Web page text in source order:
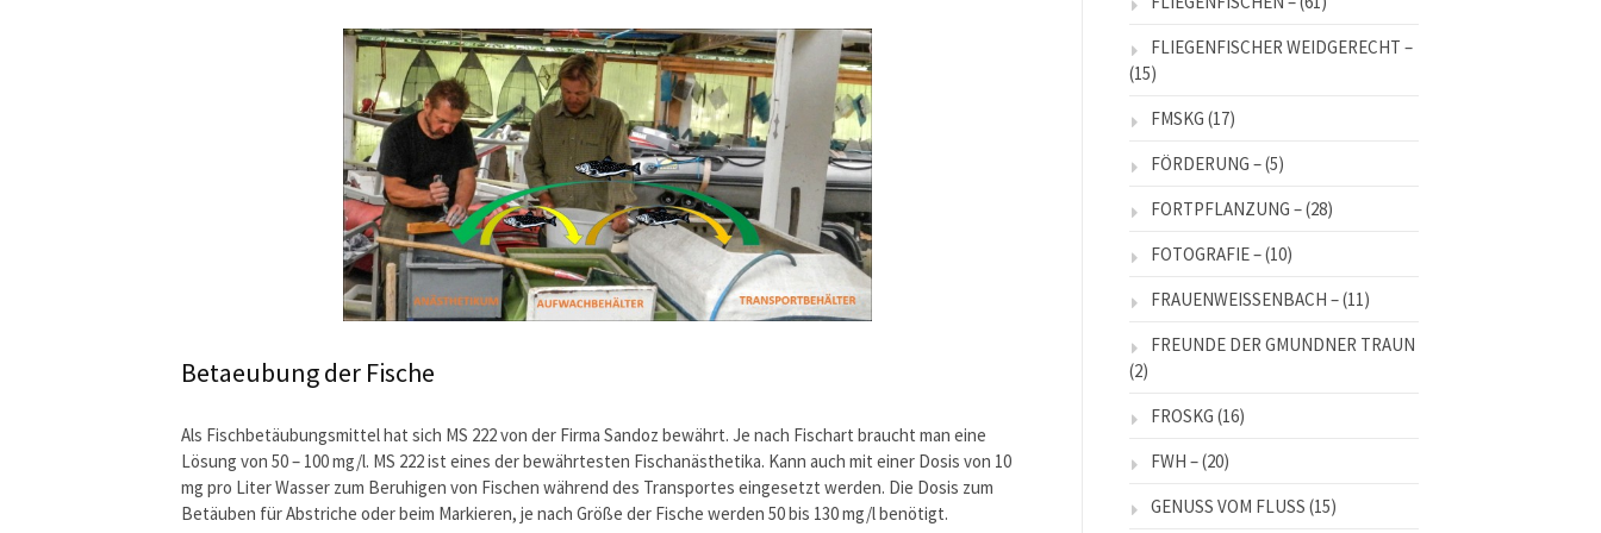
Betaeubung der Fische
Als Fischbetäubungsmittel hat sich MS 222 von der Firma Sandoz bewährt. Je nach Fischart braucht man eine
Lösung von 50 – 100 mg/l. MS 222 ist eines der bewährtesten Fischanästhetika. Kann auch mit einer Dosis von 10
mg pro Liter Wasser zum Beruhigen von Fischen während des Transportes eingesetzt werden. Die Dosis zum
Betäuben für Abstriche oder beim Markieren, je nach Größe der Fische werden 50 bis 130 mg/l benötigt.
FLIEGENFISCHER WEIDGERECHT –
(15)
FMSKG (17)
FÖRDERUNG –(5)
FORTPFLANZUNG –(28)
FOTOGRAFIE –(10)
FRAUENWEISSENBACH –(11)
FREUNDE DER GMUNDNER TRAUN
(2)
FROSKG (16)
FWH –(20)
GENUSS VOM FLUSS (15)